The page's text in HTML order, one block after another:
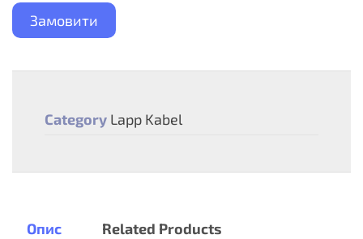
Замовити
Category Lapp Kabel
Опис Related Products